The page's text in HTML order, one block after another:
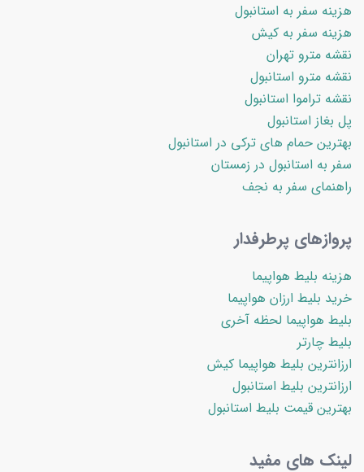
هزینه سفر به استانبول
هزینه سفر به کیش
نقشه مترو تهران
نقشه مترو استانبول
نقشه تراموا استانبول
پل بغاز استانبول
بهترین حمام های ترکی در استانبول
سفر به استانبول در زمستان
راهنمای سفر به نجف
پروازهای پرطرفدار
هزینه بلیط هواپیما
خرید بلیط ارزان هواپیما
بلیط هواپیما لحظه آخری
بلیط چارتر
ارزانترین بلیط هواپیما کیش
ارزانترین بلیط استانبول
بهترین قیمت بلیط استانبول
لینک های مفید